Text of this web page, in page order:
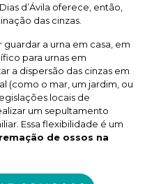
Dias d’Ávila oferece, então,
das cinzas.
a urna em casa, em
para urnas em
a dispersão das cinzas em
(como o mar, um jardim, ou
locais de
um sepultamento
Essa flexibilidade é um
de ossos na